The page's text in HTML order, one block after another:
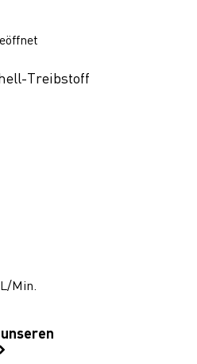
Treibstoff
Min.